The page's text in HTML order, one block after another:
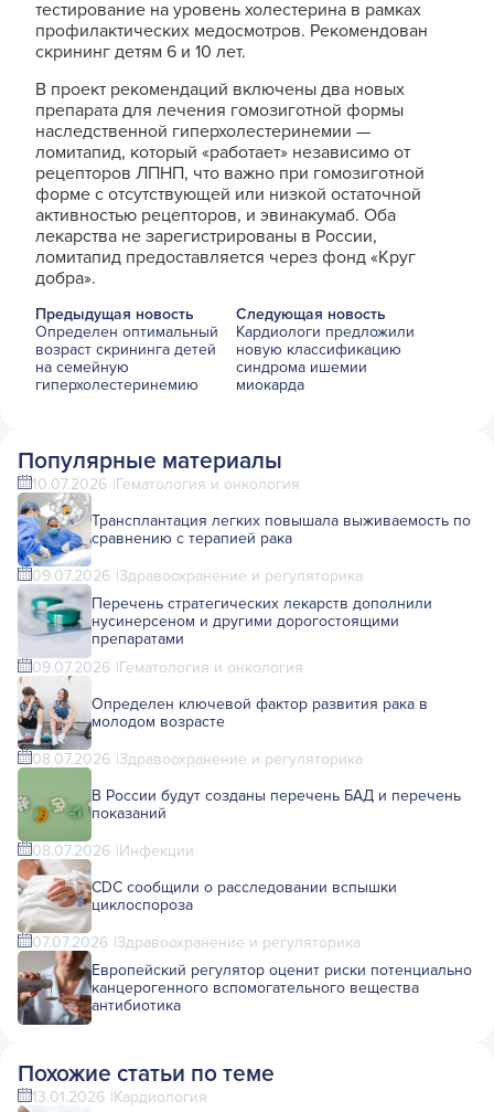
тестирование на уровень холестерина в рамках
профилактических медосмотров. Рекомендован
скрининг детям 6 и 10 лет.
В проект рекомендаций включены два новых
препарата для лечения гомозиготной формы
наследственной гиперхолестеринемии —
ломитапид, который «работает» независимо от
рецепторов ЛПНП, что важно при гомозиготной
форме с отсутствующей или низкой остаточной
активностью рецепторов, и эвинакумаб. Оба
лекарства не зарегистрированы в России,
ломитапид предоставляется через фонд «Круг
добра».
Предыдущая новость
Определен оптимальный
возраст скрининга детей
на семейную
гиперхолестеринемию
Следующая новость
Кардиологи предложили
новую классификацию
синдрома ишемии
миокарда
Популярные материалы
10.07.2026 Гематология и онкология
Трансплантация легких повышала выживаемость по
сравнению с терапией рака
09.07.2026 Здравоохранение и регуляторика
Перечень стратегических лекарств дополнили
нусинерсеном и другими дорогостоящими
препаратами
09.07.2026 Гематология и онкология
Определен ключевой фактор развития рака в
молодом возрасте
08.07.2026 Здравоохранение и регуляторика
В России будут созданы перечень БАД и перечень
показаний
08.07.2026 Инфекции
CDC сообщили о расследовании вспышки
циклоспороза
07.07.2026 Здравоохранение и регуляторика
Европейский регулятор оценит риски потенциально
канцерогенного вспомогательного вещества
антибиотика
Похожие статьи по теме
13.01.2026 Кардиология